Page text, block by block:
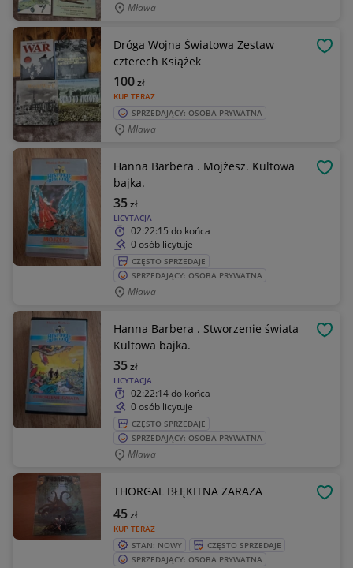
Mława
Dróga Wojna Światowa Zestaw
czterech Książek
KUP TERAZ
100zł
SPRZEDAJĄCY: OSOBA PRYWATNA
Mława
Hanna Barbera . Mojżesz. Kultowa
bajka.
LICYTACJA
35zł
02:22:15 do końca
0 osób licytuje
CZĘSTO SPRZEDAJE
SPRZEDAJĄCY: OSOBA PRYWATNA
Mława
Hanna Barbera . Stworzenie świata
Kultowa bajka.
LICYTACJA
35zł
02:22:14do końca
0 osób licytuje
CZĘSTO SPRZEDAJE
SPRZEDAJĄCY: OSOBA PRYWATNA
Mława
THORGAL BŁĘKITNA ZARAZA
KUP TERAZ
45zł
STAN: NOWY
CZĘSTO SPRZEDAJE
SPRZEDAJĄCY: OSOBA PRYWATNA